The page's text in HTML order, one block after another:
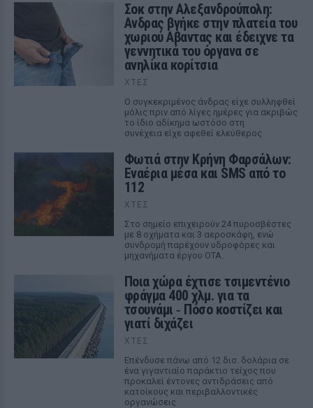
Σοκ στην Αλεξανδρούπολη:
Ανδρας βγήκε στην πλατεία του
χωριού Αβαντας και έδειχνε τα
γεννητικά του όργανα σε
ανηλίκα κορίτσια
ΧΤΕΣ
Ο συγκεκριμένος άνδρας είχε συλληφθεί
μόλις πριν από λίγες ημέρες για ακριβώς
το ίδιο αδίκημα ωστόσο στη
συνέχεια είχε αφεθεί ελεύθερος
Φωτιά στην Κρήνη Φαρσάλων:
Εναέρια μέσα και SMS από το
112
ΧΤΕΣ
Στο σημείο επιχειρούν 24 πυροσβέστες
με 8 οχήματα και 3 αεροσκάφη, ενώ
συνδρομή παρέχουν υδροφόρες και
μηχανήματα έργου ΟΤΑ.
Ποια χώρα έχτισε τσιμεντένιο
φράγμα 400 χλμ. για τα
τσουνάμι ‑ Πόσο κοστίζει και
γιατί διχάζει
ΧΤΕΣ
Επένδυσε πάνω από 12 δισ. δολάρια σε
ένα γιγαντιαίο παράκτιο τείχος που
προκαλεί έντονες αντιδράσεις από
κατοίκους και περιβαλλοντικές
οργανώσεις